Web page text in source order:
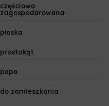
częściowo
zagospodarowana
płaska
prostokąt
papa
do zamieszkania